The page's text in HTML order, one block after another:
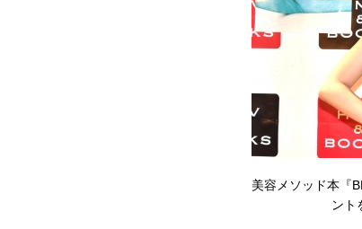
美容メソッド本『
ント